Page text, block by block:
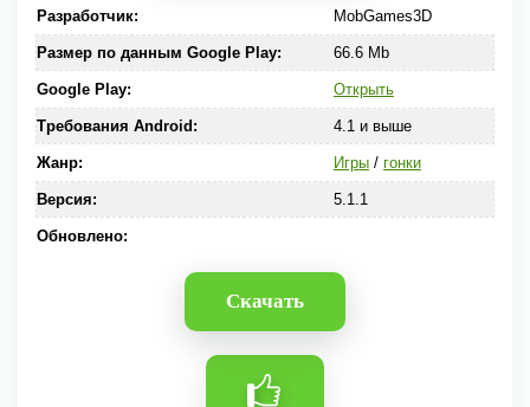
Разработчик: MobGames3D
Размер по данным Google Play: 66.6 Mb
Google Play: Открыть
Требования Android: 4.1 и выше
Жанр: Игры/ гонки
Версия: 5.1.1
Обновлено:
Скачать